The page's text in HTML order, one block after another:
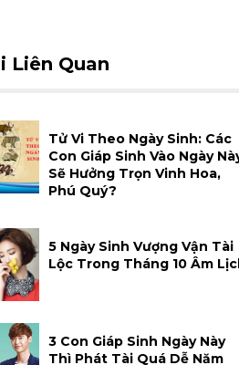
Liên Quan
Tử Vi Theo Ngày Sinh: Các
Con Giáp Sinh Vào Ngày
Sẽ Hưởng Trọn Vinh Hoa,
Phú Quý?
5 Ngày Sinh Vượng Vận Tài
Lộc Trong Tháng 10 Âm
3 Con Giáp Sinh Ngày Này
Thì Phát Tài Quá Dễ Năm